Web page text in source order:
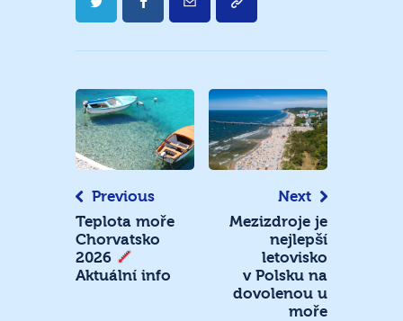
Navigace
pro
příspěvek
Previous
Teplota moře
Chorvatsko
2026
Aktuální info
Next
Mezizdroje je
nejlepší
letovisko
v Polsku na
dovolenou u
moře